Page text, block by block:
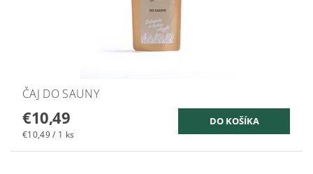
ČAJ DO SAUNY
€10,49
€10,49 / 1 ks